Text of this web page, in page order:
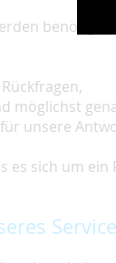
benötigt:
möglichst
unsere
es sich um